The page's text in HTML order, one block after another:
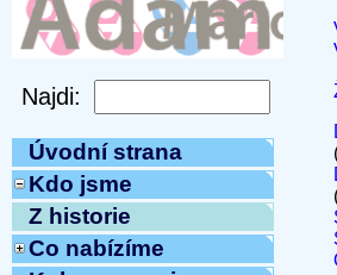
Úvodní strana
Kdo jsme
Z historie
Co nabízíme